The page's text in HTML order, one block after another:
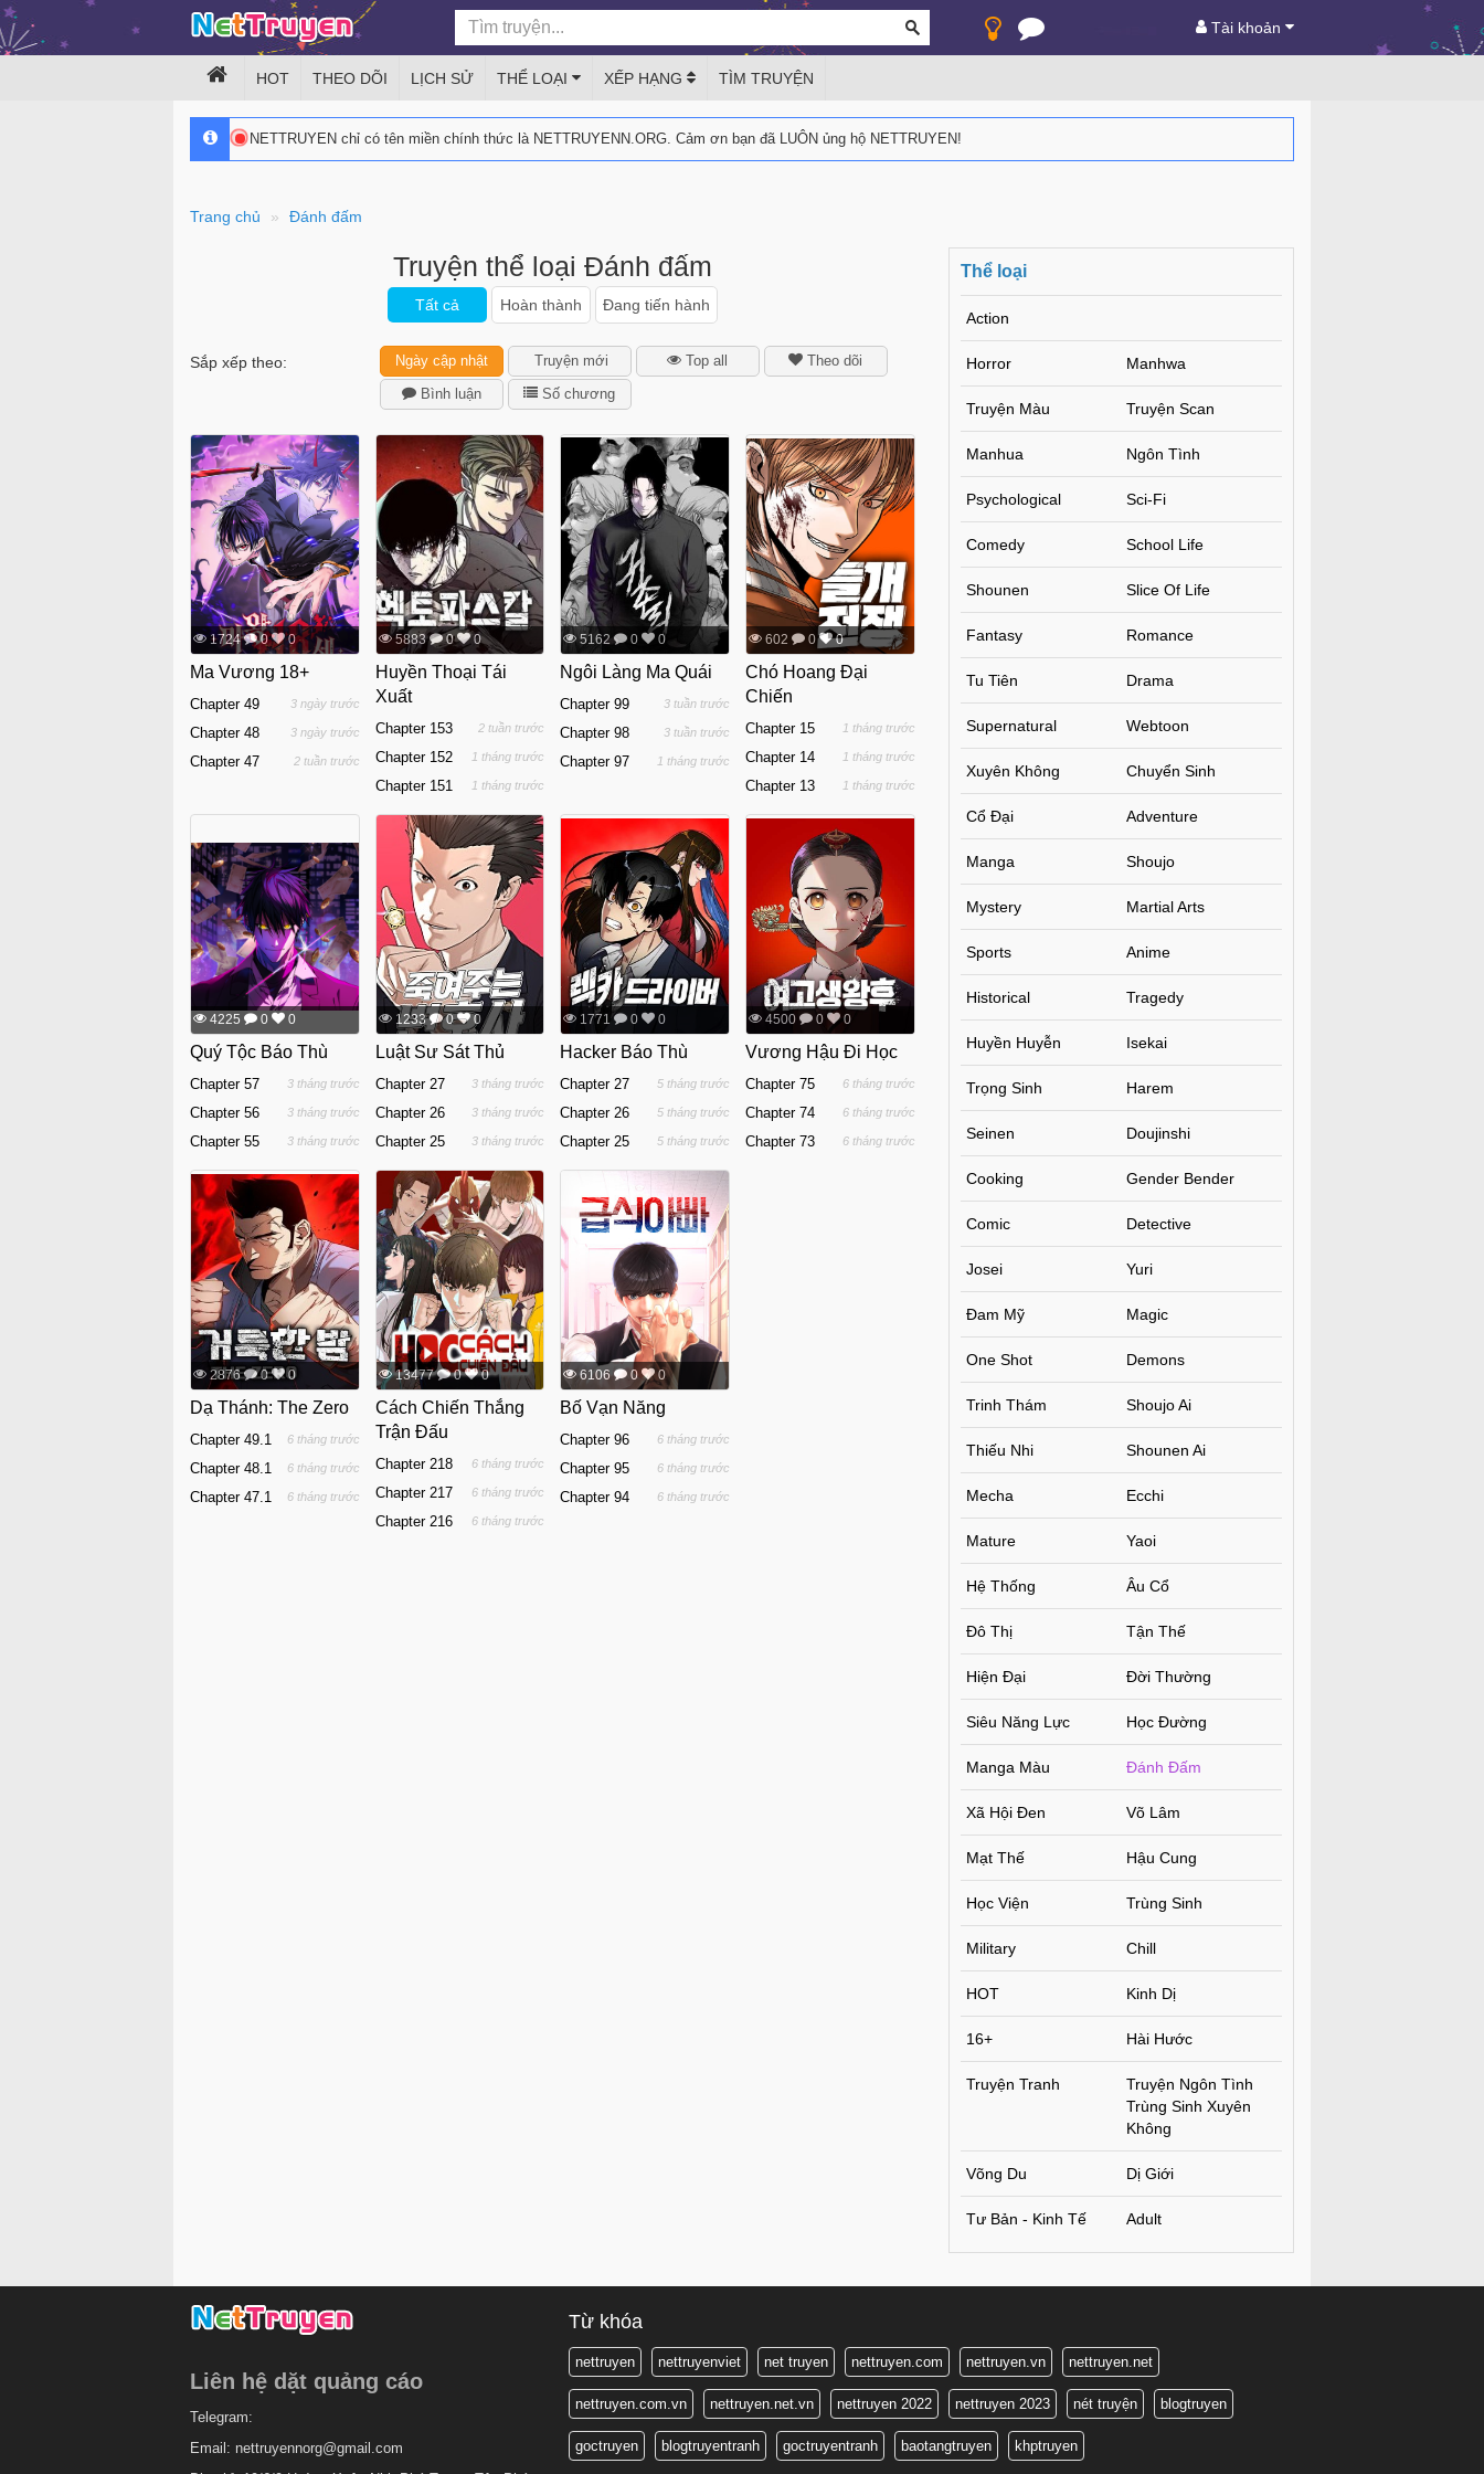
Tài khoản
HOT THEO DÕI LỊCH SỬ THỂ LOẠI XẾP HẠNG TÌM TRUYỆN
NETTRUYEN chỉ có tên miền chính thức là NETTRUYENN.ORG. Cảm ơn bạn đã LUÔN ủng hộ NETTRUYEN!
Trang chủ Đánh đấm
Truyện thể loại Đánh đấm
Tất cả Hoàn thành Đang tiến hành
Sắp xếp theo: Ngày cập nhật Truyện mới Top all
Theo dõi
Bình luận
Số chương
1724 0 0
Ma Vương 18+
Chapter 49 3 ngày trước
Chapter 48 3 ngày trước
Chapter 47 2 tuần trước
5883 0 0
Huyền Thoại Tái
Xuất
Chapter 153 2 tuần trước
Chapter 152 1 tháng trước
Chapter 151 1 tháng trước
5162 0 0
Ngôi Làng Ma Quái
Chapter 99 3 tuần trước
Chapter 98 3 tuần trước
Chapter 97 1 tháng trước
602 0 0
Chó Hoang Đại
Chiến
Chapter 15 1 tháng trước
Chapter 14 1 tháng trước
Chapter 13 1 tháng trước
4225 0 0
Quý Tộc Báo Thù
Chapter 57 3 tháng trước
Chapter 56 3 tháng trước
Chapter 55 3 tháng trước
1233 0 0
Luật Sư Sát Thủ
Chapter 27 3 tháng trước
Chapter 26 3 tháng trước
Chapter 25 3 tháng trước
1771 0 0
Hacker Báo Thù
Chapter 27 5 tháng trước
Chapter 26 5 tháng trước
Chapter 25 5 tháng trước
4500 0 0
Vương Hậu Đi Học
Chapter 75 6 tháng trước
Chapter 74 6 tháng trước
Chapter 73 6 tháng trước
2876 0 0
Dạ Thánh: The Zero
Chapter 49.1 6 tháng trước
Chapter 48.1 6 tháng trước
Chapter 47.1 6 tháng trước
13477 0 0
Cách Chiến Thắng
Trận Đấu
Chapter 218 6 tháng trước
Chapter 217 6 tháng trước
Chapter 216 6 tháng trước
6106 0 0
Bố Vạn Năng
Chapter 96 6 tháng trước
Chapter 95 6 tháng trước
Chapter 94 6 tháng trước
Thể loại
Action
Horror Manhwa
Truyện Màu Truyện Scan
Manhua Ngôn Tình
Psychological Sci-Fi
Comedy School Life
Shounen Slice Of Life
Fantasy Romance
Tu Tiên Drama
Supernatural Webtoon
Xuyên Không Chuyển Sinh
Cổ Đại Adventure
Manga Shoujo
Mystery Martial Arts
Sports Anime
Historical Tragedy
Huyền Huyễn Isekai
Trọng Sinh Harem
Seinen Doujinshi
Cooking Gender Bender
Comic Detective
Josei Yuri
Đam Mỹ Magic
One Shot Demons
Trinh Thám Shoujo Ai
Thiếu Nhi Shounen Ai
Mecha Ecchi
Mature Yaoi
Hệ Thống Âu Cổ
Đô Thị Tận Thế
Hiện Đại Đời Thường
Siêu Năng Lực Học Đường
Manga Màu Đánh Đấm
Xã Hội Đen Võ Lâm
Mạt Thế Hậu Cung
Học Viện Trùng Sinh
Military Chill
HOT Kinh Dị
16+ Hài Hước
Truyện Tranh
Truyện Ngôn Tình
Trùng Sinh Xuyên
Không
Võng Du Dị Giới
Tư Bản - Kinh Tế Adult
Liên hệ dặt quảng cáo
Telegram:
Email: nettruyennorg@gmail.com
Từ khóa
nettruyen nettruyenviet net truyen nettruyen.com nettruyen.vn nettruyen.net
nettruyen.com.vn nettruyen.net.vn nettruyen 2022 nettruyen 2023 nét truyện blogtruyen
goctruyen blogtruyentranh goctruyentranh baotangtruyen khptruyen